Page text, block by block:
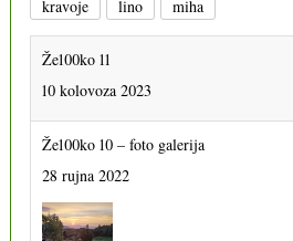
kravoje
lino miha
Že100ko 11
10 kolovoza 2023
Že100ko 10 – foto galerija
28 rujna 2022